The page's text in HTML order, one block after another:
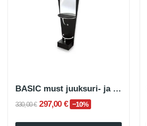
BASIC must juuksuri- ja ilusalongi tualettlaud
330,00 € 297,00 € −10%